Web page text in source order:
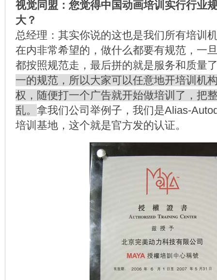
视觉同盟：您觉得中国动画培训实行行业
大？
总经理：其实你说的这也是我们所有培训
在内非常希望的，做什么都要有规范，一
都按照规范走，最后拼的就是服务和质量
一的规范，所以大家可以任意地开培训机
权，随便打一个广告就开始做培训了，把
乱。 拿我们公司举例子，我们是Alias-
培训基地，这个就是官方发的认证。